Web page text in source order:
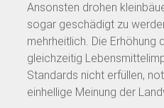
Ansonsten drohen
sogar geschädigt zu
mehrheitlich. Die
gleichzeitig
Standards nicht erfüllen,
einhellige Meinung der